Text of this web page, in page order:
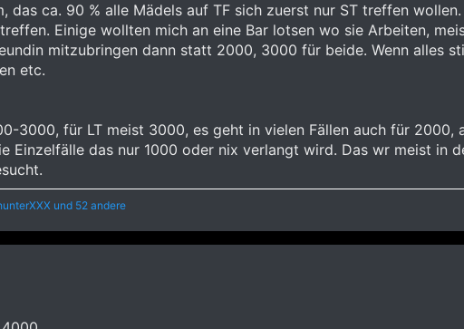
das ca. 90 % alle Mädels auf TF sich zuerst nur ST treffen
Einige wollten mich an eine Bar lotsen wo sie Arbeiten,
mitzubringen dann statt 2000, 3000 für beide. Wenn alles
etc.
3000, für LT meist 3000, es geht in vielen Fällen auch für
Einzelfälle das nur 1000 oder nix verlangt wird. Das wr meist in
und 52 andere